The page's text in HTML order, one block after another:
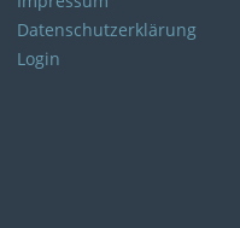
Datenschutzerklärung
Login